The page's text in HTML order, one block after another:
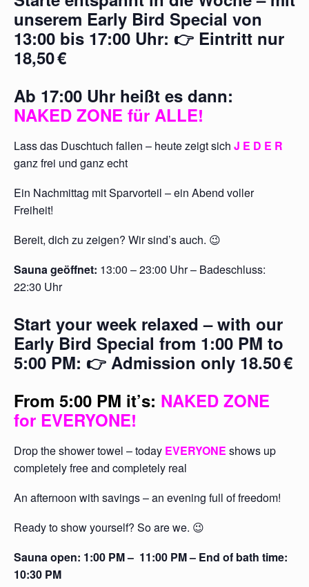
unserem Early Bird Special von
13:00 bis 17:00 Uhr: 👉 Eintritt nur
18,50 €
Ab 17:00 Uhr heißt es dann:
NAKED ZONE für ALLE!
Lass das Duschtuch fallen – heute zeigt sich J E D E R
ganz frei und ganz echt
Ein Nachmittag mit Sparvorteil – ein Abend voller
Freiheit!
Bereit, dich zu zeigen? Wir sind’s auch. 😉
Sauna geöffnet: 13:00 – 23:00 Uhr – Badeschluss:
22:30 Uhr
Start your week relaxed – with our
Early Bird Special from 1:00 PM to
5:00 PM: 👉 Admission only 18.50€
From 5:00 PM it’s: NAKED ZONE
for EVERYONE!
Drop the shower towel – today EVERYONE shows up
completely free and completely real
An afternoon with savings – an evening full of freedom!
Ready to show yourself? So are we. 😉
Sauna open: 1:00 PM – 11:00 PM – End of bath time:
10:30 PM